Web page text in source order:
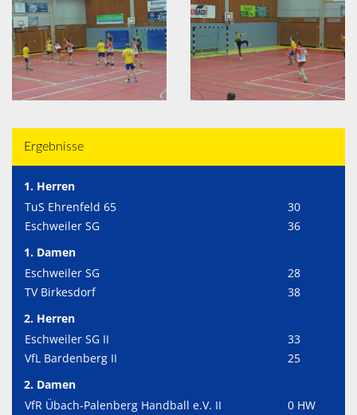
Ergebnisse
1. Herren
TuS Ehrenfeld 65
30
Eschweiler SG
36
1. Damen
Eschweiler SG
28
TV Birkesdorf
38
2. Herren
Eschweiler SG II
33
VfL Bardenberg II
25
2. Damen
VfR Übach-Palenberg Handball e.V. II
0 HW